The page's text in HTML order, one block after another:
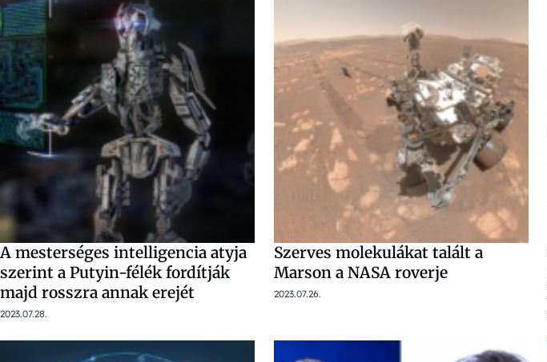
A mesterséges intelligencia atyja
szerint a Putyin-félék fordítják
majd rosszra annak erejét
2023.07.28.
Szerves molekulákat talált a
Marson a NASA roverje
2023.07.26.